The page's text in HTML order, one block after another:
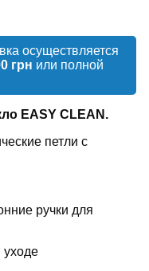
осуществляется
грн или полной
EASY CLEAN.
петли с
ручки для
уходе